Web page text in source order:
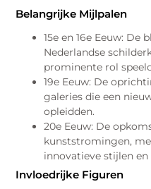
Belangrijke Mijlpalen
15e en 16e Eeuw: De
Nederlandse
prominente rol
19e Eeuw: De
galeries die een
opleidden.
20e Eeuw: De
kunststromingen,
innovatieve stijlen en
Invloedrijke Figuren